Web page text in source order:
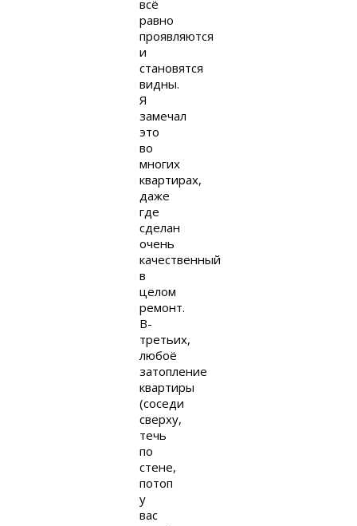
всё
равно
проявляются
и
становятся
видны.
Я
замечал
это
во
многих
квартирах,
даже
где
сделан
очень
качественный
в
целом
ремонт.
В-
третьих,
любоё
затопление
квартиры
(соседи
сверху,
течь
по
стене,
потоп
у
вас